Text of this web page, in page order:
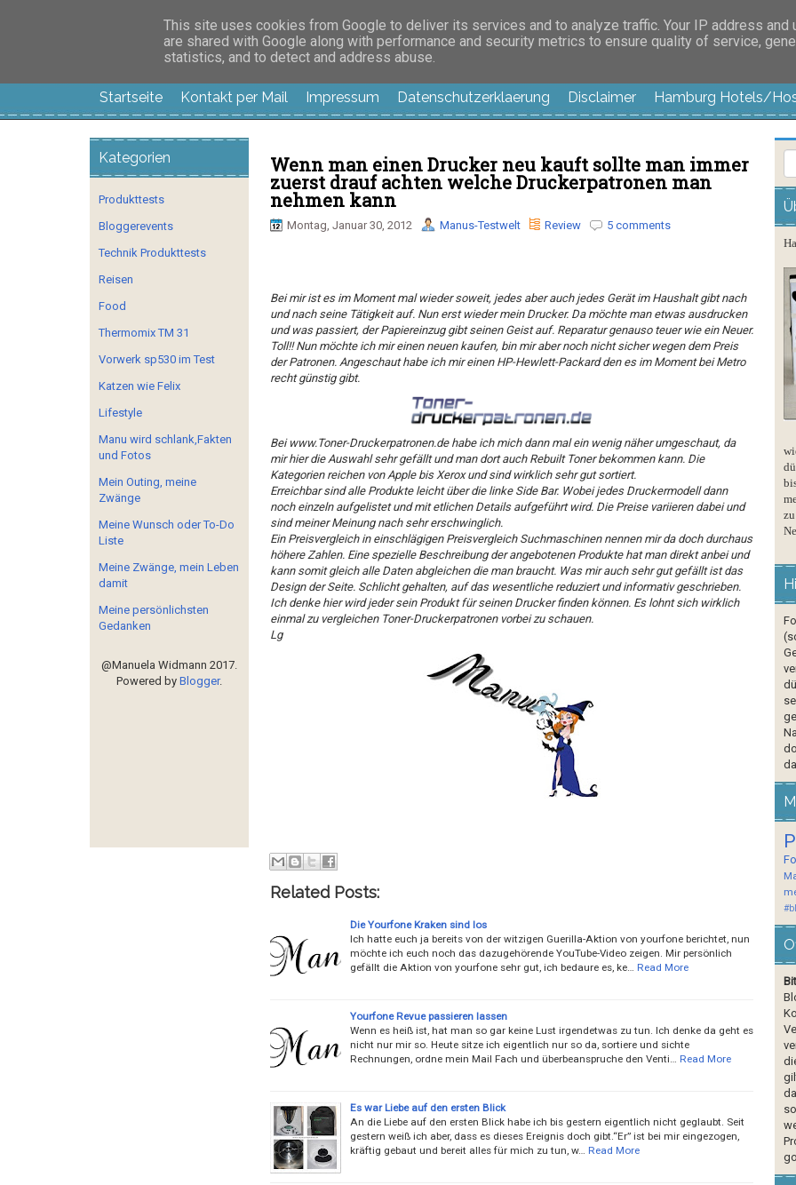
Manus Testwelt, alles außer langweilig
Startseite Kontakt per Mail Impressum Datenschutzerklaerung Disclaimer Hamburg Hotels/
Wenn man einen Drucker neu kauft sollte man immer
zuerst drauf achten welche Druckerpatronen man
nehmen kann
Montag, Januar 30, 2012 Manus-Testwelt Review 5 comments
Bei mir ist es im Moment mal wieder soweit, jedes aber auch jedes Gerät im Haushalt gibt nach
und nach seine Tätigkeit auf. Nun erst wieder mein Drucker. Da möchte man etwas ausdrucken
und was passiert, der Papiereinzug gibt seinen Geist auf. Reparatur genauso teuer wie ein Neuer.
Toll!! Nun möchte ich mir einen neuen kaufen, bin mir aber noch nicht sicher wegen dem Preis
der Patronen. Angeschaut habe ich mir einen HP-Hewlett-Packardden es im Moment bei Metro
recht günstig gibt.
Bei www.Toner-Druckerpatronen.dehabe ich mich dann mal ein wenig näher umgeschaut, da
mir hier die Auswahl sehr gefällt und man dort auch Rebuilt Toner bekommen kann. Die
Kategorien reichen von Apple bis Xerox und sind wirklich sehr gut sortiert.
Erreichbar sind alle Produkte leicht über die linke Side Bar. Wobei jedes Druckermodell dann
noch einzeln aufgelistet und mit etlichen Details aufgeführt wird. Die Preise variieren dabei und
sind meiner Meinung nach sehr erschwinglich.
Ein Preisvergleich in einschlägigen Preisvergleich Suchmaschinen nennen mir da doch durchaus
höhere Zahlen. Eine spezielle Beschreibung der angebotenen Produkte hat man direkt anbei und
kann somit gleich alle Daten abgleichen die man braucht. Was mir auch sehr gut gefällt ist das
Design der Seite. Schlicht gehalten, auf das wesentliche reduziert und informativ geschrieben.
Ich denke hier wird jeder sein Produkt für seinen Drucker finden können. Es lohnt sich wirklich
einmal zu vergleichen Toner-Druckerpatronen vorbei zu schauen.
Lg
Related Posts:
Die Yourfone Kraken sind los
Ich hatte euch ja bereits von der witzigen Guerilla-Aktion von yourfone berichtet, nun
möchte ich euch noch das dazugehörende YouTube-Video zeigen. Mir persönlich
gefällt die Aktion von yourfone sehr gut, ich bedaure es, ke…
Read More
Yourfone Revue passieren lassen
Wenn es heiß ist, hat man so gar keine Lust irgendetwas zu tun. Ich denke da geht es
nicht nur mir so. Heute sitze ich eigentlich nur so da, sortiere und sichte
Rechnungen, ordne mein Mail Fach und überbeanspruche den Venti…
Read More
Es war Liebe auf den ersten Blick
An die Liebe auf den ersten Blick habe ich bis gestern eigentlich nicht geglaubt. Seit
gestern weiß ich aber, dass es dieses Ereignis doch gibt.“Er” ist bei mir eingezogen,
kräftig gebaut und bereit alles für mich zu tun, w…
Read More
Kategorien
Produkttests
Bloggerevents
Technik Produkttests
Reisen
Food
Thermomix TM 31
Vorwerk sp530 im Test
Katzen wie Felix
Lifestyle
Manu wird schlank,Fakten
und Fotos
Mein Outing, meine
Zwänge
Meine Wunsch oder To-Do
Liste
Meine Zwänge, mein Leben
damit
Meine persönlichsten
Gedanken
@Manuela Widmann 2017.
Powered by Blogger.
This site uses cookies from Google to deliver its services and to analyze traffic. Your IP address and
are shared with Google along with performance and security metrics to ensure quality of service,
statistics, and to detect and address abuse.